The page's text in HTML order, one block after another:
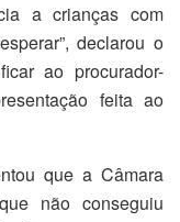
a crianças com
declarou o
ao procurador-
feita ao
que a Câmara
não conseguiu